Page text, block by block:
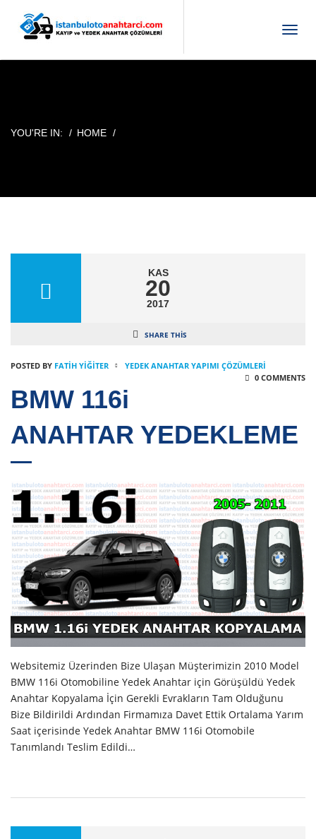
T
g
YOU'RE IN: HOME
KAS
20
2017
SHARE THIS
POSTED BY FATIH YİĞİTER
YEDEK ANAHTAR YAPIMI ÇÖZÜMLERI
0 COMMENTS
BMW 116i
ANAHTAR YEDEKLEME
Websitemiz Üzerinden Bize Ulaşan Müşterimizin 2010 Model
BMW 116i Otomobiline Yedek Anahtar için Görüşüldü Yedek
Anahtar Kopyalama İçin Gerekli Evrakların Tam Olduğunu
Bize Bildirildi Ardından Firmamıza Davet Ettik Ortalama Yarım
Saat içerisinde Yedek Anahtar BMW 116i Otomobile
Tanımlandı Teslim Edildi…